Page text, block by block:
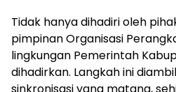
​Tidak hanya dihadiri oleh
pimpinan Organisasi
lingkungan Pemerintah
dihadirkan. Langkah ini
sinkronisasi yang matang,